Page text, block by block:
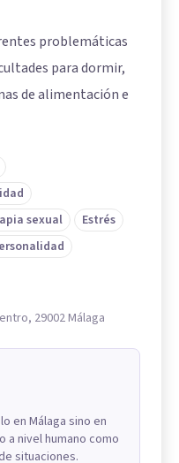
problemáticas
para dormir,
de alimentación e
sexual
Estrés
29002 Málaga
en Málaga sino en
a nivel humano como
situaciones.